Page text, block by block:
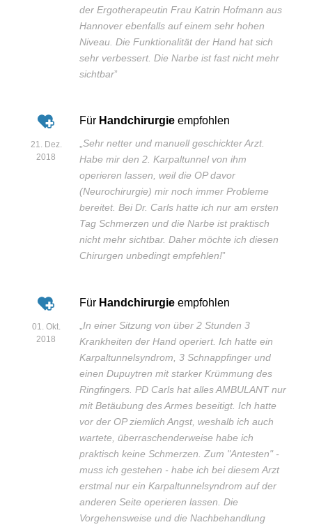
der Ergotherapeutin Frau Katrin Hofmann aus
Hannover ebenfalls auf einem sehr hohen
Niveau. Die Funktionalität der Hand hat sich
sehr verbessert. Die Narbe ist fast nicht mehr
sichtbar”
21. Dez.
2018
Für Handchirurgie empfohlen
„Sehr netter und manuell geschickter Arzt.
Habe mir den 2. Karpaltunnel von ihm
operieren lassen, weil die OP davor
(Neurochirurgie) mir noch immer Probleme
bereitet. Bei Dr. Carls hatte ich nur am ersten
Tag Schmerzen und die Narbe ist praktisch
nicht mehr sichtbar. Daher möchte ich diesen
Chirurgen unbedingt empfehlen!”
01. Okt.
2018
Für Handchirurgie empfohlen
In einer Sitzung von über 2 Stunden 3
Krankheiten der Hand operiert. Ich hatte ein
Karpaltunnelsyndrom, 3 Schnappfinger und
einen Dupuytren mit starker Krümmung des
Ringfingers. PD Carls hat alles AMBULANT nur
mit Betäubung des Armes beseitigt. Ich hatte
vor der OP ziemlich Angst, weshalb ich auch
wartete, überraschenderweise habe ich
praktisch keine Schmerzen. Zum "Antesten" -
muss ich gestehen - habe ich bei diesem Arzt
erstmal nur ein Karpaltunnelsyndrom auf der
anderen Seite operieren lassen. Die
Vorgehensweise und die Nachbehandlung